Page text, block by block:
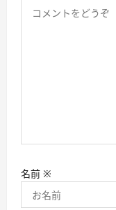
名前 ※